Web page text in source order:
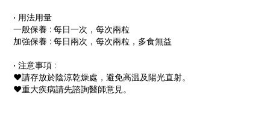
• 用法用量
一般保養 : 每日一次，每次兩粒
加強保養 : 每日兩次，每次兩粒，多食無益
• 注意事項 :
❤︎請存放於陰涼乾燥處，避免高温及陽光直射。
❤︎重大疾病請先諮詢醫師意見。